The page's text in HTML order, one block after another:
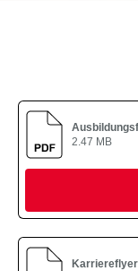
2.47 MB
Karriereflyer